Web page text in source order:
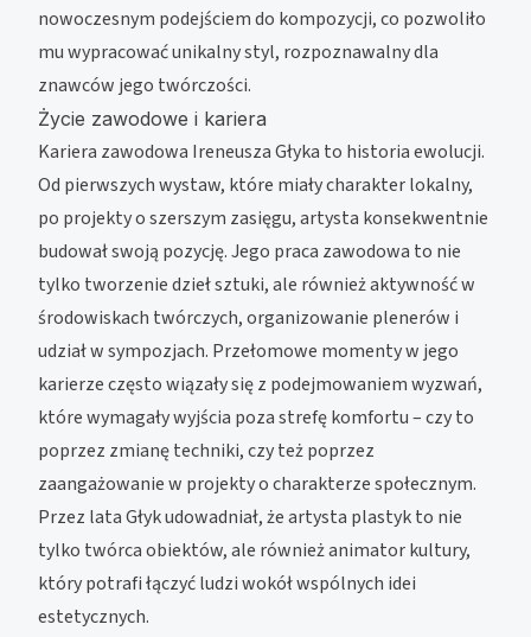
nowoczesnym podejściem do kompozycji, co pozwoliło
mu wypracować unikalny styl, rozpoznawalny dla
znawców jego twórczości.
Życie zawodowe i kariera
Kariera zawodowa Ireneusza Głyka to historia ewolucji.
Od pierwszych wystaw, które miały charakter lokalny,
po projekty o szerszym zasięgu, artysta konsekwentnie
budował swoją pozycję. Jego praca zawodowa to nie
tylko tworzenie dzieł sztuki, ale również aktywność w
środowiskach twórczych, organizowanie plenerów i
udział w sympozjach. Przełomowe momenty w jego
karierze często wiązały się z podejmowaniem wyzwań,
które wymagały wyjścia poza strefę komfortu – czy to
poprzez zmianę techniki, czy też poprzez
zaangażowanie w projekty o charakterze społecznym.
Przez lata Głyk udowadniał, że artysta plastyk to nie
tylko twórca obiektów, ale również animator kultury,
który potrafi łączyć ludzi wokół wspólnych idei
estetycznych.